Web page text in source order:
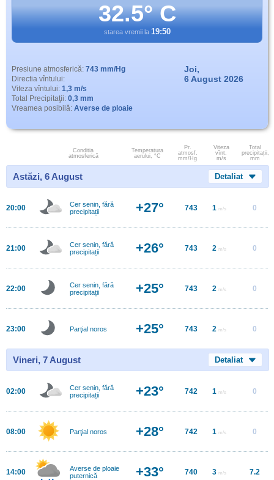
32.5° C
starea vremii la 19:50
Presiune atmosferică: 743 mm/Hg
Directia vîntului:
Viteza vîntului: 1,3 m/s
Total Precipitaţii: 0,3 mm
Vreamea posibilă: Averse de ploaie
Joi,
6 August 2026
Conditia
atmosferică
Temperatura
aerului, °C
Pr.
atmosf.
mm/Hg
Viteza
vînt.
m/s
Total
precipitații,
mm
Astăzi, 6 August Detaliat
20:00
Cer senin, fără
precipitații
+27° 743 1 m/s 0
21:00
Cer senin, fără
precipitații
+26° 743 2 m/s 0
22:00
Cer senin, fără
precipitații
+25° 743 2 m/s 0
23:00 Parţial noros +25° 743 2 m/s 0
Vineri, 7 August Detaliat
02:00
Cer senin, fără
precipitații
+23° 742 1 m/s 0
08:00 Parţial noros +28° 742 1 m/s 0
14:00
Averse de ploaie
puternică
+33° 740 3 m/s 7.2